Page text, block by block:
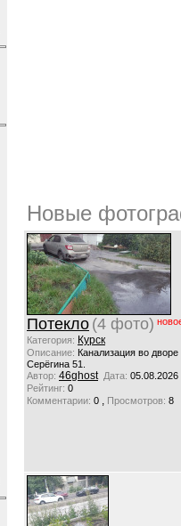
Новые
Потекло (4 фото)
Категория: Курск
Описание: Канализация во
Серёгина 51.
Автор: 46ghost Дата: 05.08.2026
Рейтинг: 0
Комментарии: 0 , Просмотров: 8